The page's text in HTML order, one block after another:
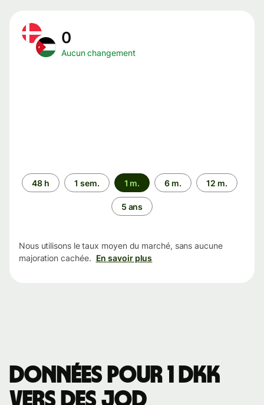
0
Aucun changement
Période
48 h 1 sem. 1 m. 6 m. 12 m.
5 ans
Nous utilisons le taux moyen du marché, sans aucune
majoration cachée. En savoir plus
Données pour 1 DKK